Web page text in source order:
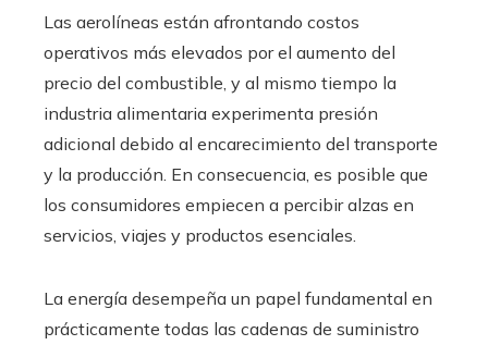
Las aerolíneas están afrontando costos
operativos más elevados por el aumento del
precio del combustible, y al mismo tiempo la
industria alimentaria experimenta presión
adicional debido al encarecimiento del transporte
y la producción. En consecuencia, es posible que
los consumidores empiecen a percibir alzas en
servicios, viajes y productos esenciales.
La energía desempeña un papel fundamental en
prácticamente todas las cadenas de suministro